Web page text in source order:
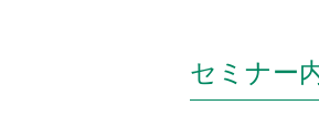
セミナー